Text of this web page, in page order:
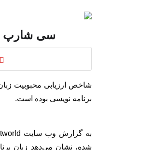
سی شارپ
برنامه نویسی بوده است.
به گزارش